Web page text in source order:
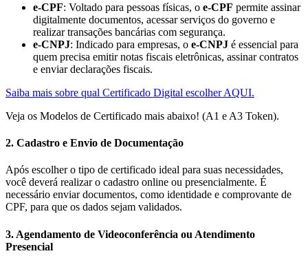
e-CPF: Voltado para pessoas físicas, o e-CPF permite assinar
digitalmente documentos, acessar serviços do governo e
realizar transações bancárias com segurança.
e-CNPJ: Indicado para empresas, o e-CNPJ é essencial para
quem precisa emitir notas fiscais eletrônicas, assinar contratos
e enviar declarações fiscais.
Saiba mais sobre qual Certificado Digital escolher AQUI.
Veja os Modelos de Certificado mais abaixo! (A1 e A3 Token).
2. Cadastro e Envio de Documentação
Após escolher o tipo de certificado ideal para suas necessidades,
você deverá realizar o cadastro online ou presencialmente. É
necessário enviar documentos, como identidade e comprovante de
CPF, para que os dados sejam validados.
3. Agendamento de Videoconferência ou Atendimento
Presencial